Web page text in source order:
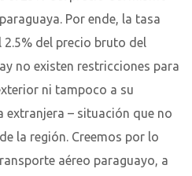
Por ende, la tasa
del precio bruto del
no existen restricciones para
ni tampoco a su
extranjera – situación que no
la región. Creemos por lo
aéreo paraguayo, a